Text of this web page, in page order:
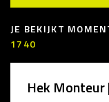
JE BEKIJKT
1740
Hek